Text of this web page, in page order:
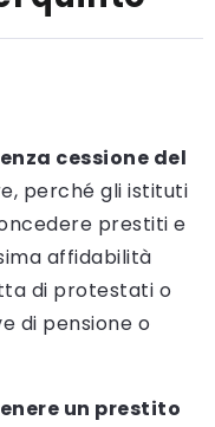
cessione del
perché gli istituti
prestiti e
affidabilità
di protestati o
di pensione o
un prestito